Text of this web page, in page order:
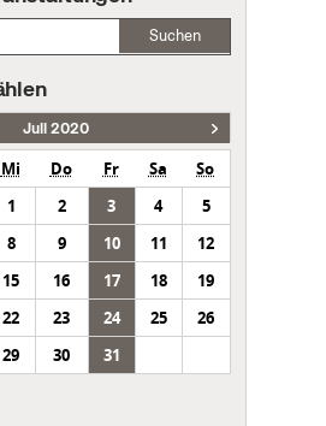
Suchen
Juli 2020
Mi Do Fr Sa
So
1
2 3 4
5
8 9 10 11
12
15 16 17 18
19
22 23 24 25
26
29 30 31